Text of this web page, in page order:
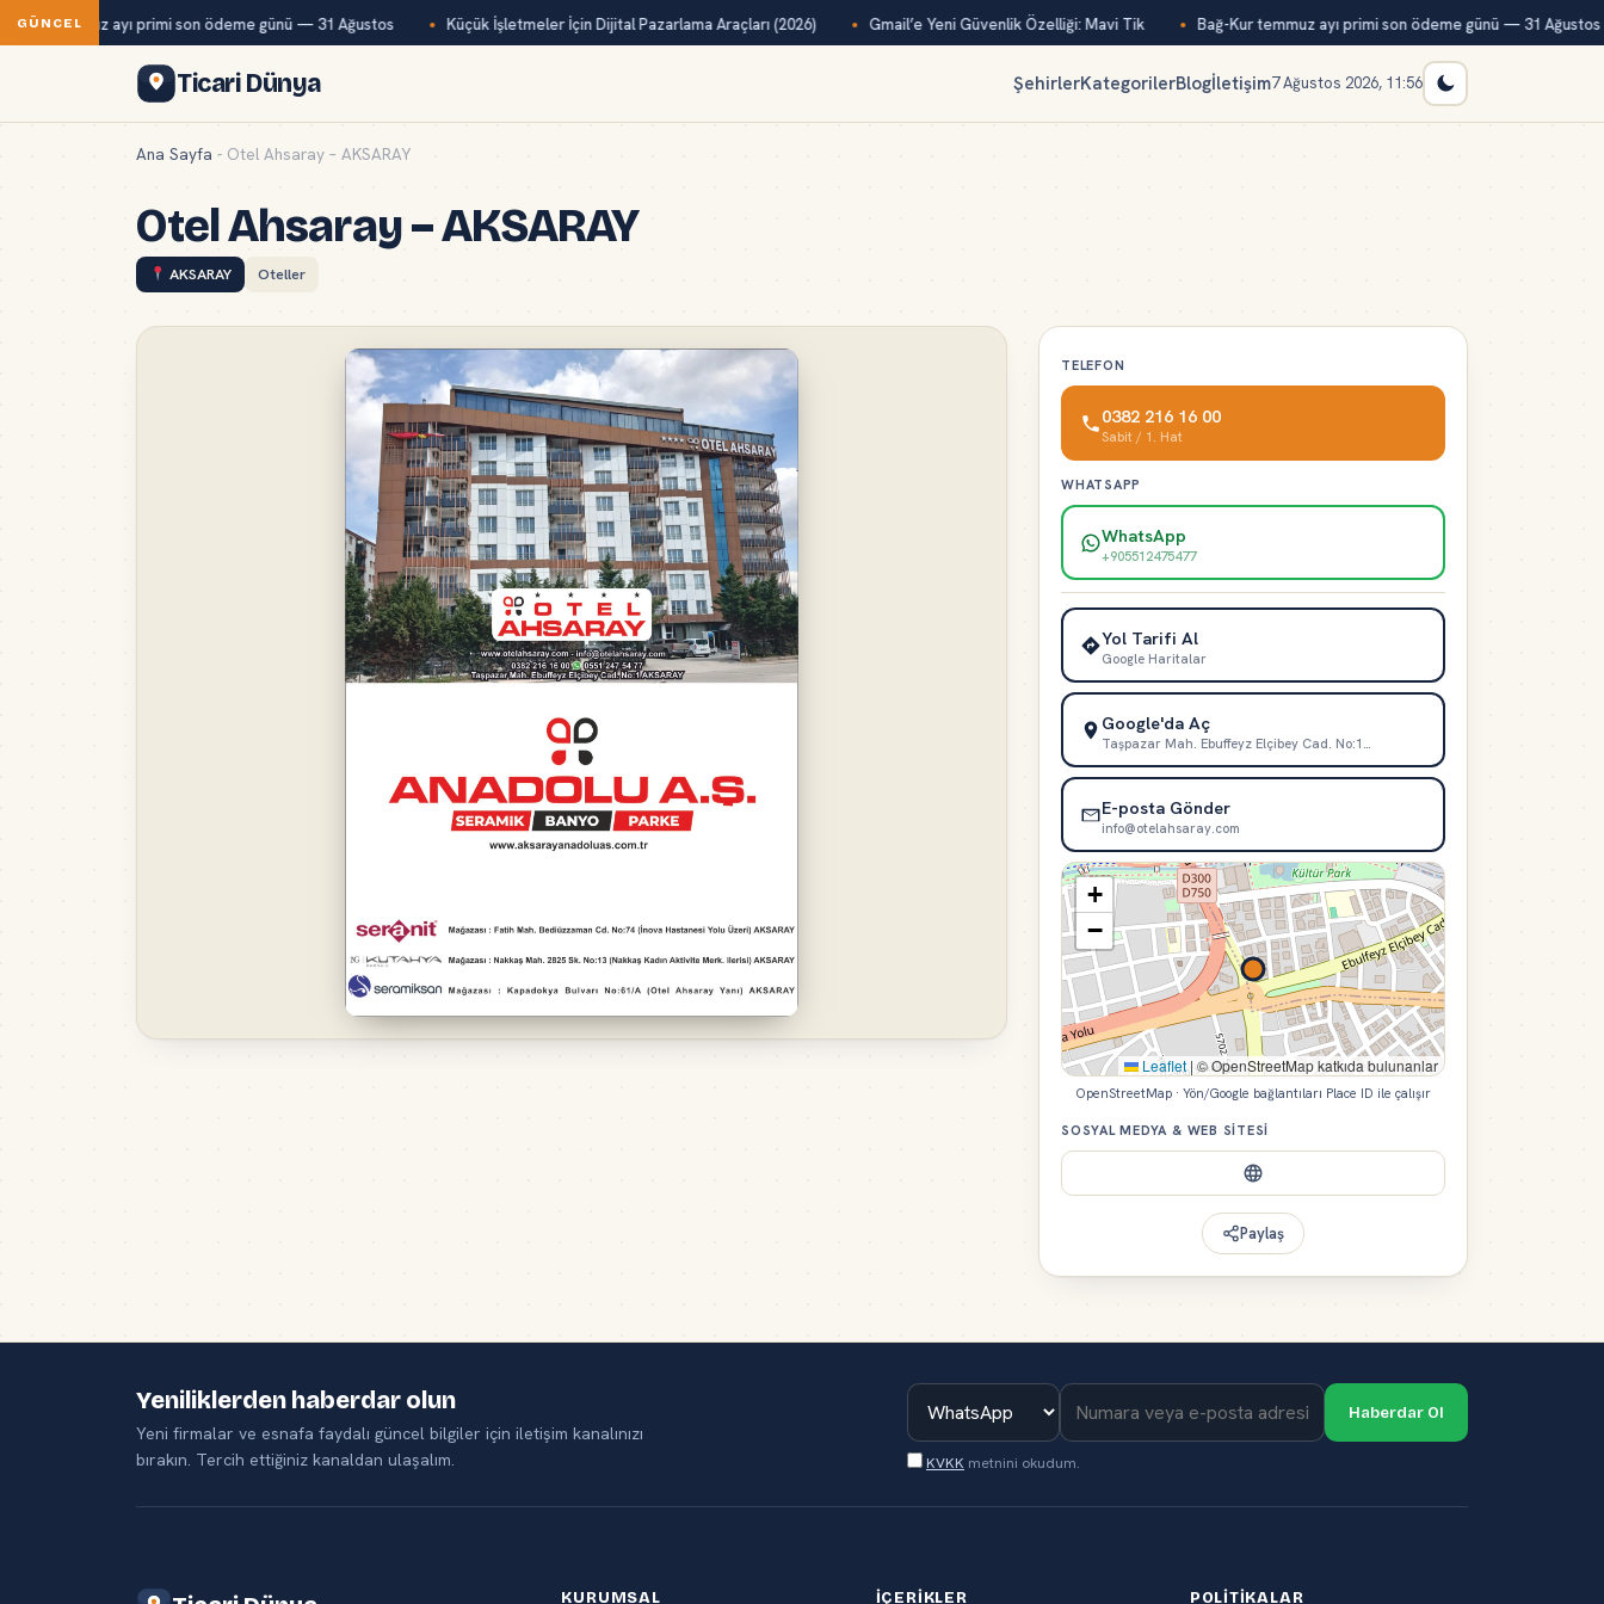
GÜNCEL
Kur temmuz ayı primi son ödeme günü — 31 Ağustos Küçük İşletmeler İçin Dijital Pazarlama Araçları (2026) Gmail’e Yeni Güvenlik Özelliği: Mavi Tik Bağ-Kur temmuz ayı primi son ödeme günü — 31 Ağustos
Ticari Dünya ŞehirlerKategorilerBlogİletişim7 Ağustos 2026, 11:56
Ana Sayfa - Otel Ahsaray – AKSARAY
Otel Ahsaray – AKSARAY
AKSARAY Oteller
TELEFON
0382 216 16 00
Sabit / 1. Hat
WHATSAPP
WhatsApp
+905512475477
Yol Tarifi Al
Google Haritalar
Google'da Aç
Taşpazar Mah. Ebuffeyz Elçibey Cad. No:1…
E-posta Gönder
info@otelahsaray.com
+
−
Leaflet |© OpenStreetMap katkıda bulunanlar
OpenStreetMap · Yön/Google bağlantıları Place ID ile çalışır
SOSYAL MEDYA & WEB SITESI
Paylaş
Yeniliklerden haberdar olun
Yeni firmalar ve esnafa faydalı güncel bilgiler için iletişim kanalınızı
bırakın. Tercih ettiğiniz kanaldan ulaşalım.
Haberdar Ol
KVKK metnini okudum.
KURUMSAL İÇERIKLER POLITIKALAR